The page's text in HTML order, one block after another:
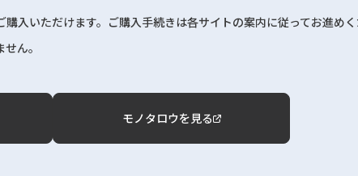
入いただけます。ご購入手続きは各サイトの案内に従ってお進め
ん。
モノタロウを見る